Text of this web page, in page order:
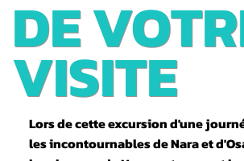
NARA ET
OSAKA
DE
VISITE
Lors de cette excursion d'une
les incontournables de Nara et